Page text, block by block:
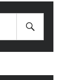
Search
Submit